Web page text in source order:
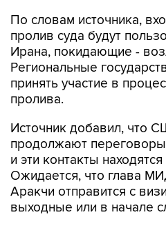
По словам источника,
пролив суда будут
Ирана, покидающие -
Региональные
принять участие в
пролива.
Источник добавил, что
продолжают
и эти контакты
Ожидается, что глава
Аракчи отправится с
выходные или в начале